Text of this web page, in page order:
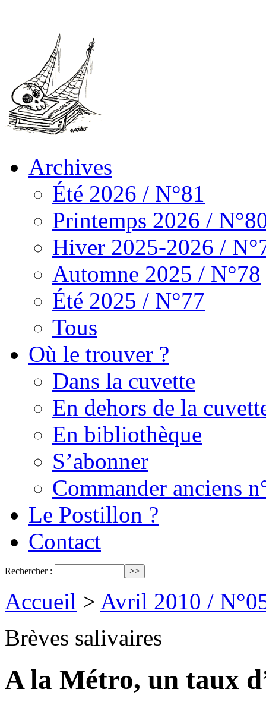
Archives
Été 2026 / N°81
Printemps 2026 /
Hiver 2025-2026 /
Automne 2025 / N°78
Été 2025 / N°77
Tous
Où le trouver ?
Dans la cuvette
En dehors de la
En bibliothèque
S’abonner
Commander anciens
Le Postillon ?
Contact
Rechercher :
Accueil > Avril 2010 /
Brèves salivaires
A la Métro, un taux